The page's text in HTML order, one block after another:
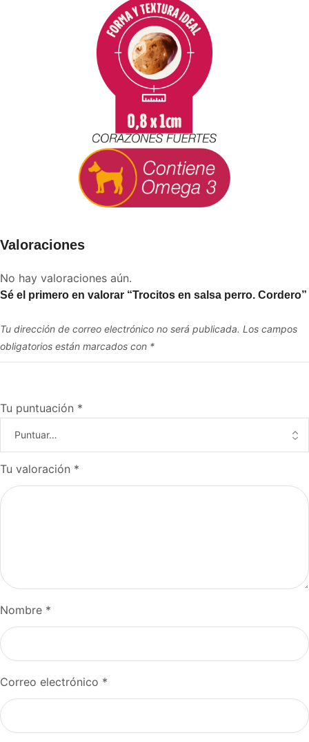
Valoraciones
No hay valoraciones aún.
Sé el primero en valorar “Trocitos en salsa perro. Cordero”
Tu dirección de correo electrónico no será publicada. Los campos
obligatorios están marcados con *
Tu puntuación *
Tu valoración *
Nombre *
Correo electrónico *